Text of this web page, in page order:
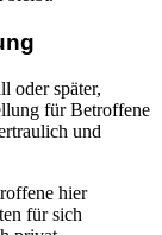
oder später,
für Betroffene
und
hier
für sich